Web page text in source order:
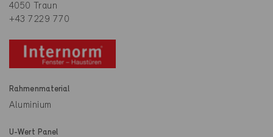
4050 Traun
+43 7229 770
Rahmenmaterial
Aluminium
U-Wert Panel